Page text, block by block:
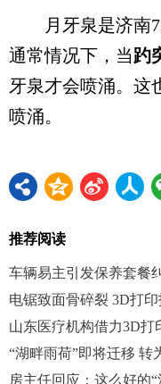
月牙泉是济南72
通常情况下，当趵
牙泉才会喷涌。这
喷涌。
推荐阅读
车辆易主引发保养套餐
电锯致面骨碎裂 3D打
山东医疗机构借力3D打
“湖畔雨荷”即将迁移 转
房主任回应：这么好的